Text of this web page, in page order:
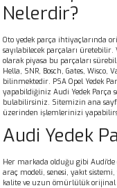
Nelerdir?
Oto yedek parça ihtiyaçlarında
sayılabilecek parçaları
olarak piyasa bu parçaları
Hella, SNR, Bosch, Gates,
bilinmektedir. PSA Opel Yedek
yapabildiğiniz Audi Yedek
bulabilirsiniz. Sitemizin ana
üzerinden işlemlerinizi
Audi Yedek
Her markada olduğu gibi
araç modeli, senesi, yakıt
kalite ve uzun ömürlülük orijinal